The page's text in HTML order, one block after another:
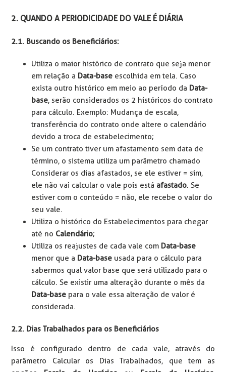
2. QUANDO A PERIODICIDADE DO VALE É DIÁRIA
2.1. Buscando os Beneficiários:
Utiliza o maior histórico de contrato que seja menor
em relação a Data-base escolhida em tela. Caso
exista outro histórico em meio ao período da Data-
base, serão considerados os 2 históricos do contrato
para cálculo. Exemplo: Mudança de escala,
transferência do contrato onde altere o calendário
devido a troca de estabelecimento;
Se um contrato tiver um afastamento sem data de
término, o sistema utiliza um parâmetro chamado
Considerar os dias afastados, se ele estiver = sim,
ele não vai calcular o vale pois está afastado. Se
estiver com o conteúdo = não, ele recebe o valor do
seu vale.
Utiliza o histórico do Estabelecimentos para chegar
até no Calendário;
Utiliza os reajustes de cada vale com Data-base
menor que a Data-base usada para o cálculo para
sabermos qual valor base que será utilizado para o
cálculo. Se existir uma alteração durante o mês da
Data-base para o vale essa alteração de valor é
considerada.
2.2. Dias Trabalhados para os Beneficiários
Isso é configurado dentro de cada vale, através do
parâmetro Calcular os Dias Trabalhados, que tem as